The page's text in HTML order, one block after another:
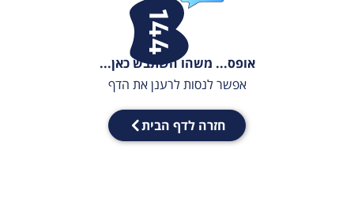
אופס... משהו השתבש כאן...
אפשר לנסות לרענן את הדף
חזרה לדף הבית